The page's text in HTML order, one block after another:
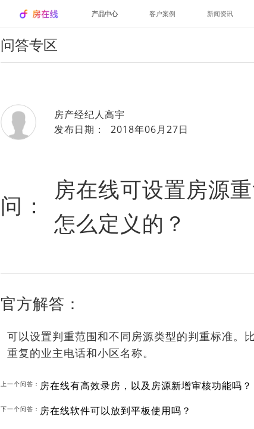
产品中心 客户案例 新闻资讯
问答专区
房产经纪人高宇
发布日期： 2018年06月27日
问：
房在线可设置房源
怎么定义的？
官方解答：
可以设置判重范围和不同房源类型的判重标准。
重复的业主电话和小区名称。
上一个问答： 房在线有高效录房，以及房源新增审核功能吗？
下一个问答： 房在线软件可以放到平板使用吗？